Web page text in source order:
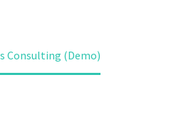
Consulting (Demo)